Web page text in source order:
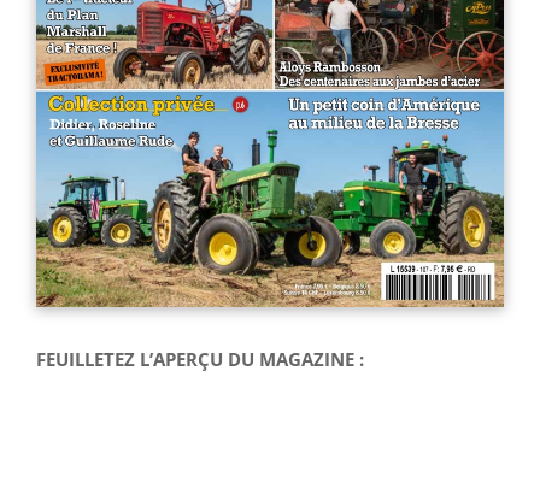
FEUILLETEZ L’APERÇU DU MAGAZINE :